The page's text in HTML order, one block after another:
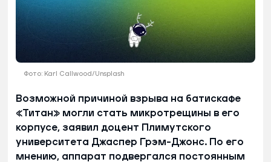
Фото: Karl Callwood/Unsplash
Возможной причиной взрыва на батискафе
«Титан» могли стать микротрещины в его
корпусе, заявил доцент Плимутского
университета Джаспер Грэм-Джонс. По его
мнению, аппарат подвергался постоянным